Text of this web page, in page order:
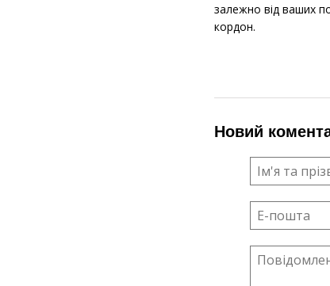
залежно від ваших
кордон.
Новий